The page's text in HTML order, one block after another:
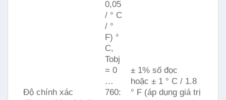
Độ chính xác
0,05
/ ° C
/ °
F) °
C,
Tobj
= 0
…
760:
± 1% số đọc
hoặc ± 1 ° C / 1.8
° F (áp dụng giá trị